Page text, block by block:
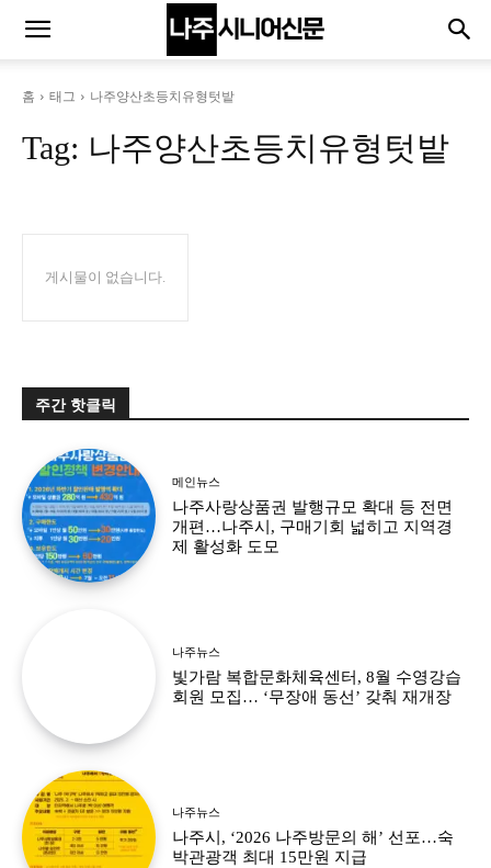
홈 태그 나주양산초등치유형텃밭
Tag: 나주양산초등치유형텃밭
게시물이 없습니다.
주간 핫클릭
메인뉴스
나주사랑상품권 발행규모 확대 등 전면
개편…나주시, 구매기회 넓히고 지역경
제 활성화 도모
나주뉴스
빛가람 복합문화체육센터, 8월 수영강습
회원 모집… ‘무장애 동선’ 갖춰 재개장
나주뉴스
나주시, ‘2026 나주방문의 해’ 선포…숙
박관광객 최대 15만원 지급